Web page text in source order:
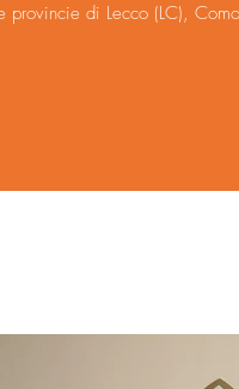
provincie di Lecco (LC),